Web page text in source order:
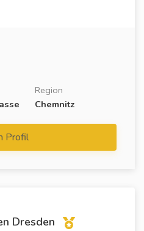
Region
Chemnitz
Profil
Dresden